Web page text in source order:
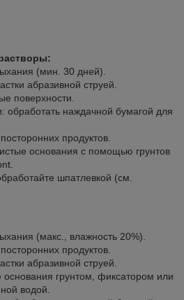
(мин. 30 дней).
абразивной струей.
поверхности.
обработать наждачной бумагой для
продуктов.
основания с помощью грунтов
шпатлевкой (см.
(макс., влажность 20%).
продуктов.
абразивной струей.
грунтом, фиксатором или
водой.